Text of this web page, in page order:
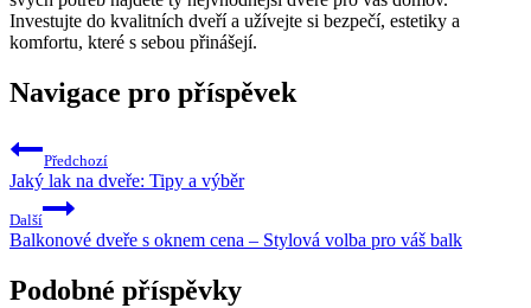
Investujte do kvalitních dveří a užívejte si bezpečí, estetiky a
komfortu, které s sebou přinášejí.
Navigace pro příspěvek
Předchozí
Jaký lak na dveře: Tipy a výběr
Další
Balkonové dveře s oknem cena – Stylová volba pro váš balk
Podobné příspěvky